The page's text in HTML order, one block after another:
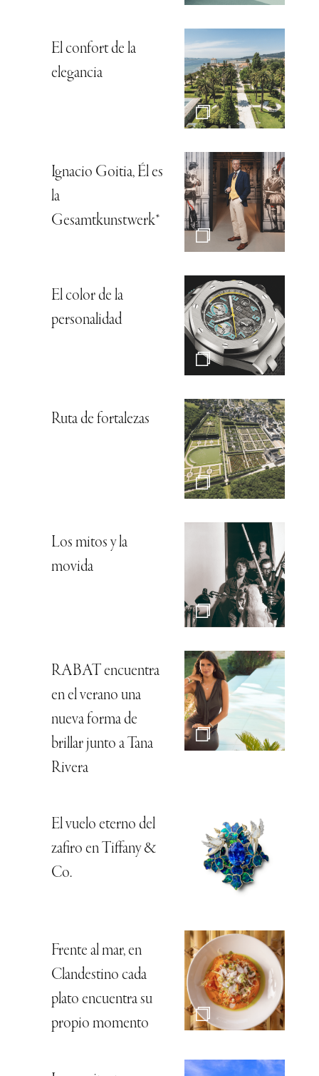
El confort de la
elegancia
Ignacio Goitia, Él es
la
Gesamtkunstwerk*
El color de la
personalidad
Ruta de fortalezas
Los mitos y la
movida
RABAT encuentra
en el verano una
nueva forma de
brillar junto a Tana
Rivera
El vuelo eterno del
zafiro en Tiffany &
Co.
Frente al mar, en
Clandestino cada
plato encuentra su
propio momento